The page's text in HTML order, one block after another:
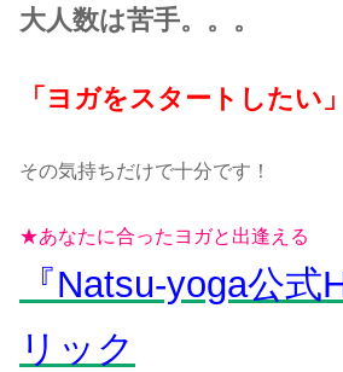
大人数は苦手。。。
「ヨガをスタートしたい」
その気持ちだけで十分です！
★あなたに合ったヨガと出逢える
『Natsu-yoga公式
リック